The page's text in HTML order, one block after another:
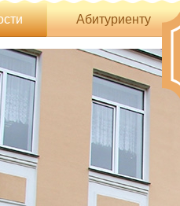
Абитуриенту